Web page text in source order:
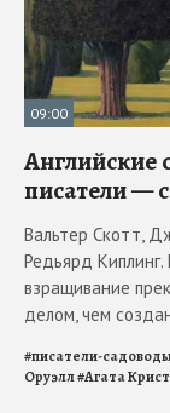
09:00
Английские
писатели —
Вальтер Скотт,
Редьярд
взращивание
делом, чем
#писатели-
Оруэлл#Агата